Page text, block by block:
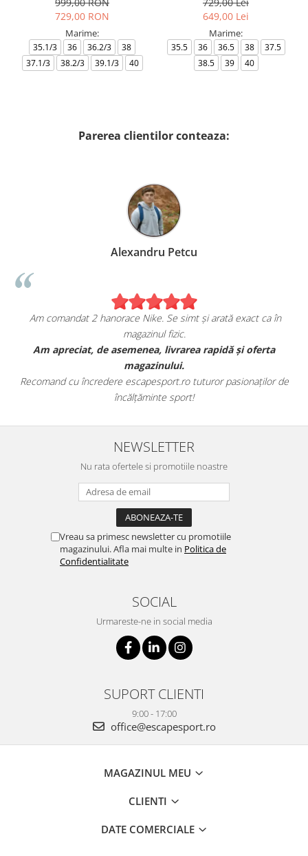
729,00 RON
Marime:
35.1/3 36 36.2/3
38
37.1/3
38.2/3 39.1/3 40
649,00 Lei
Marime:
35.5 36 36.5 38
37.5
38.5
39 40
Parerea clientilor conteaza:
simt și arată exact ca în
rapidă și oferta
tuturor pasionaților de
Sunt foarte mulțumita de
Am comandat o pereche de sneakers
Aceștia au toate caracteristicile
NEWSLETTER
Nu rata ofertele si promotiile noastre
Vreau sa primesc newsletter cu promotiile
magazinului. Afla mai multe in Politica de
Confidentialitate
SOCIAL
Urmareste-ne in social media
SUPORT CLIENTI
9:00 - 17:00
office@escapesport.ro
MAGAZINUL MEU
CLIENTI
DATE COMERCIALE